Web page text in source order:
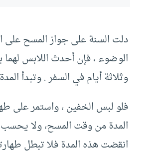
دلت السنة على جواز المسح
الوضوء ، فإن أحدث اللابس
وثلاثة أيام في السفر . وتبدأ
فلو لبس الخفين ، واستمر على
المدة من وقت المسح، ولا
انقضت هذه المدة فلا تبطل